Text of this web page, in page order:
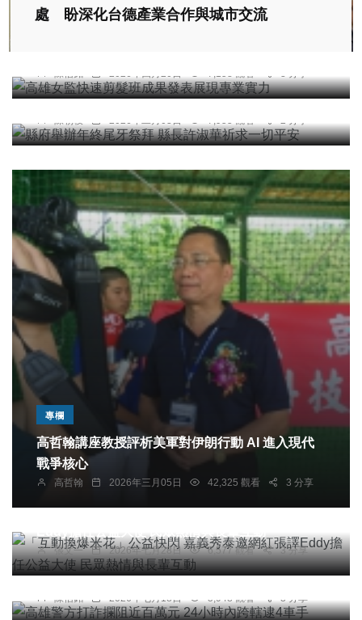
處 盼深化台德產業合作與城市交流
陳信銘 2026年四月20日 7,158 觀看 3 分享
宗教
縣府舉辦年終尾牙祭拜 縣長許淑華祈求一切平安
陳朝枝 2026年二月03日 7,955 觀看 2 分享
專欄
高哲翰講座教授評析美軍對伊朗行動 AI 進入現代
戰爭核心
高哲翰 2026年三月05日 42,325 觀看 3 分享
綜合新聞 文教
「互動換爆米花」公益快閃 嘉義秀泰邀網紅張譯
張文一 2026年七月28日 6,577 觀看 3 分享
社會
高雄警方打詐攔阻近百萬元 24小時內跨轄逮4車手
陳信銘 2026年七月18日 5,948 觀看 3 分享
社會 綜合新聞 文教